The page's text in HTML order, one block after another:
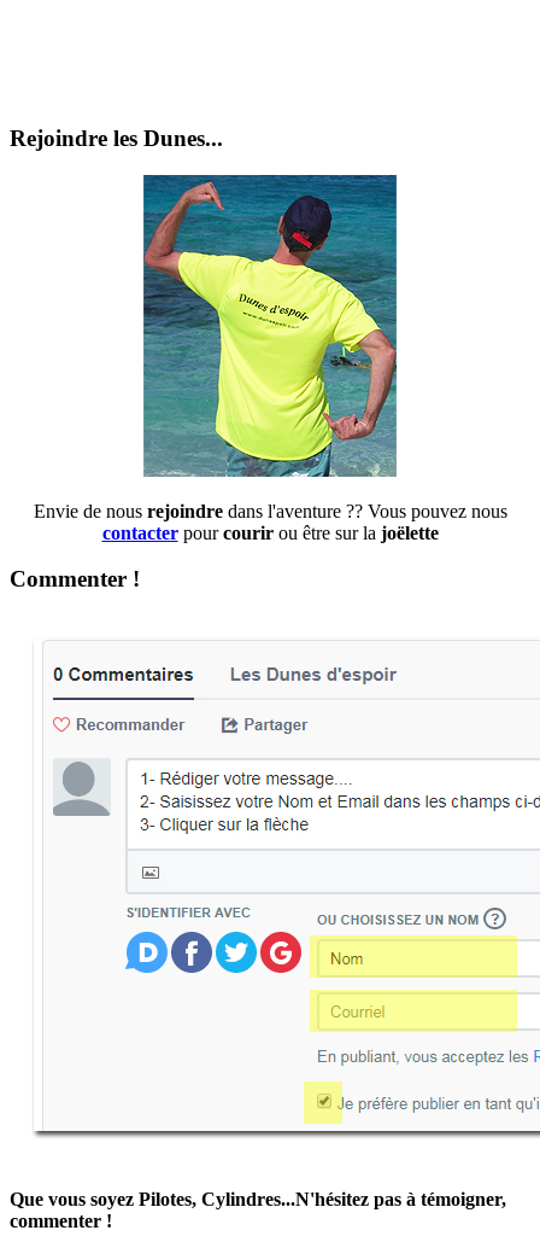
Rejoindre les Dunes...
Envie de nous rejoindre dans l'aventure ?? Vous pouvez nous
contacterpourcourir ou être sur la joëlette
Commenter !
Que vous soyez Pilotes, Cylindres...N'hésitez pas à témoigner,
commenter !